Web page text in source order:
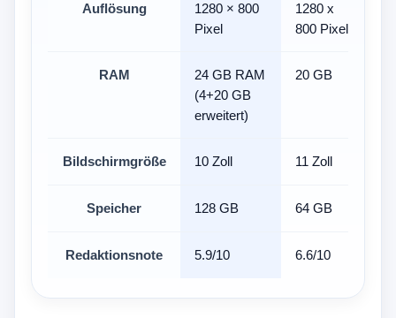
Auflösung
1280 × 800
Pixel
1280 x
800 Pixel
RAM
24 GB RAM
(4+20 GB
erweitert)
20 GB
Bildschirmgröße 10 Zoll 11 Zoll
Speicher 128 GB 64 GB
Redaktionsnote 5.9/10 6.6/10